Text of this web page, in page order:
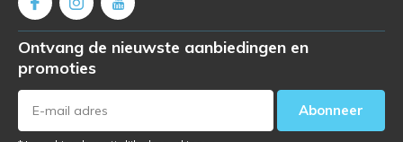
Ontvang de nieuwste aanbiedingen en
promoties
Abonneer